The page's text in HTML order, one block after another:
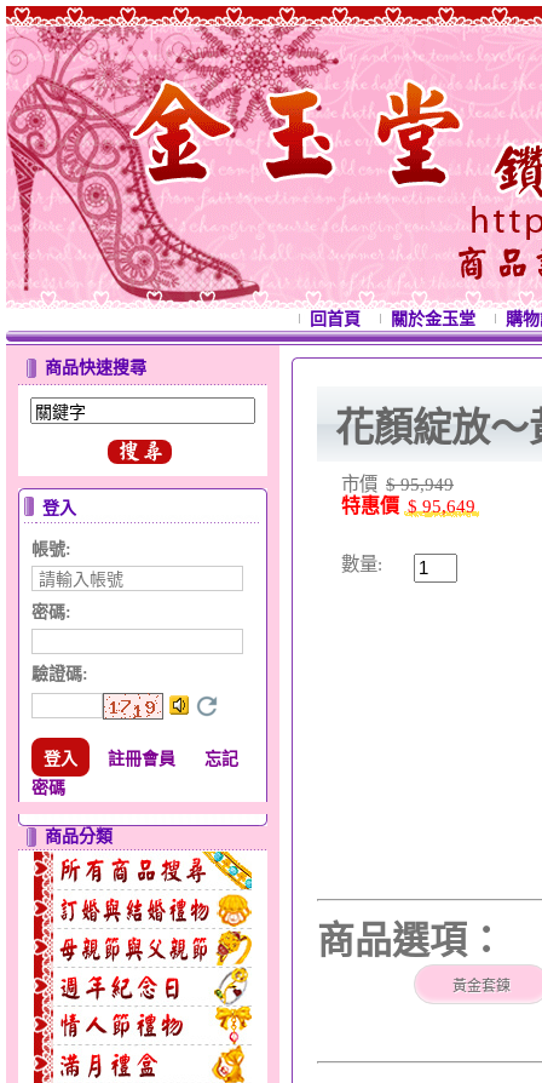
回首頁 關於金玉堂 購
商品快速搜尋
登入
帳號:
密碼:
驗證碼:
註冊會員
忘記
密碼
商品分類
花顏綻放～
市價 $ 95,949
特惠價 $ 95,649
數量:
商品選項：
黃金套鍊